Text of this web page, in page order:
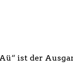
ist der